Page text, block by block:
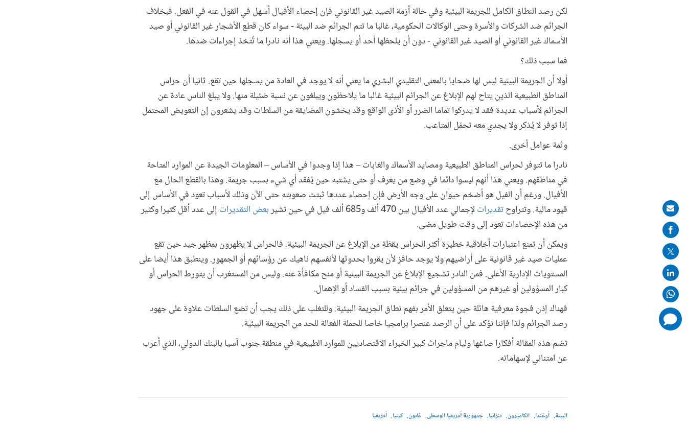
لكن رصد النطاق الكامل للجريمة البيئية وفي حالة أزمة الصيد غير القانوني فإن إحصاء الأفيال أسهل في القول عنه في الفعل. فبخلاف
الجرائم ضد الشركات والأسرة وحتى الوكالات الحكومية، غالبا ما تتم الجرائم ضد البيئة - سواء كان قطع الأشجار غير القانوني أو صيد
الأسماك غير القانوني أو الصيد غير القانوني - دون أن يلحظها أحد أو يسجلها. ويعني هذا أنه نادرا ما تُتخذ إجراءات ضدها.
فما سبب ذلك؟
أولا أن الجريمة البيئية ليس لها ضحايا بالمعنى التقليدي البشري ما يعني أنه لا يوجد في العادة من يسجلها حين تقع. ثانيا أن حراس
المناطق الطبيعية الذين يتاح لهم الإبلاغ عن الجرائم البيئية غالبا ما يلاحظون ويبلغون عن نسبة ضئيلة منها. ولا يبلغ الناس عادة عن
الجرائم لأسباب عديدة فقد لا يدركوا تماما الضرر أو الأذى الواقع وقد يخشون المضايقة من السلطات وقد يشعرون إن التعويض المحتمل
إذا توفر لا يُذكر ولا يجدي معه تحمّل المتاعب.
وثمة عوامل أخرى.
نادرا ما تتوفر لحراس المناطق الطبيعية ومصايد الأسماك والغابات – هذا إذا وجدوا في الأساس – المعلومات الجيدة عن الموارد المتاحة
في مناطقهم. ويعني هذا أنهم ليسوا دائما في وضع من يعرف أو حتى يشتبه حين يُفقد أي شيء بسبب جريمة. وهذا بالقطع الحال مع
الأفيال. ورغم أن الفيل هو أضخم حيوان على وجه الأرض فإن إحصاء عددها ثبتت صعوبته حتى الآن وذلك لأسباب تعود في الأساس إلى
قيود مالية. وتتراوحتقديراتلإجمالي عدد الأفيال بين 470 ألف و685 ألف فيل في حين تشير بعض التقديرات إلى عدد أقل كثيرا وكثير
من هذه الإحصاءات تعود إلى وقت طويل مضى.
ويمكن أن تمنع اعتبارات أخلاقية خطيرة أكثر الحراس يقظة من الإبلاغ عن الجريمة البيئية. فالحراس لا يظهرون بمظهر جيد حين تقع
عمليات صيد غير قانونية على أراضيهم ولا يوجد حافز لأن يقروا بحدوثها لأنفسهم ناهيك عن رؤسائهم أو الجمهور. وينطبق هذا أيضا على
المستويات الإدارية الأعلى. فمن النادر تشجيع الإبلاغ عن الجريمة البيئية أو منح مكافأة عنه. وليس من المستغرب أن يتورط الحراس أو
كبار المسؤولين أو غيرهم من المسؤولين في جرائم بيئية بسبب الفساد أو الإهمال.
فهناك إذن فجوة معرفية هائلة حين يتعلق الأمر بفهم نطاق الجريمة البيئية. وللتغلب على ذلك يجب أن تضع السلطات علاوة على جهود
رصد الجرائم ولذا فإننا نؤكد على أن الرصد عنصرا برامجيا خاصا للحملة الفعالة للحد من الجريمة البيئية.
تضم هذه المقالة أفكارا صاغها وليام ماجراث كبير الخبراء الاقتصاديين للموارد الطبيعية في منطقة جنوب آسيا بالبنك الدولي، الذي أعرب
عن امتناني لإسهاماته.
البيئة أوغندا الكاميرون تنزانيا جمهورية أفريقيا الوسطى غابون كينيا أفريقيا
Share
on
mail
comments
added